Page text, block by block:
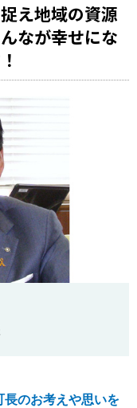
え地域の資源
なが幸せにな
のお考えや思いを